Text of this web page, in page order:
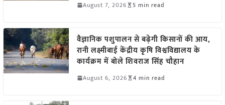
August 7, 2026 5 min read
वैज्ञानिक पशुपालन से बढ़ेगी किसानों की आय,
रानी लक्ष्मीबाई केंद्रीय कृषि विश्वविद्यालय के
कार्यक्रम में बोले शिवराज सिंह चौहान
August 6, 2026 4 min read